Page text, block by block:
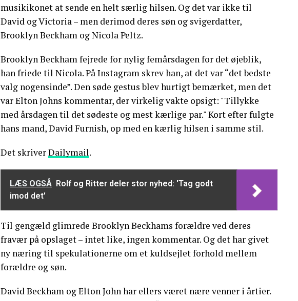
musikikonet at sende en helt særlig hilsen. Og det var ikke til
David og Victoria – men derimod deres søn og svigerdatter,
Brooklyn Beckham og Nicola Peltz.
Brooklyn Beckham fejrede for nylig femårsdagen for det øjeblik,
han friede til Nicola. På Instagram skrev han, at det var “det bedste
valg nogensinde”. Den søde gestus blev hurtigt bemærket, men det
var Elton Johns kommentar, der virkelig vakte opsigt: "Tillykke
med årsdagen til det sødeste og mest kærlige par." Kort efter fulgte
hans mand, David Furnish, op med en kærlig hilsen i samme stil.
Det skriverDailymail.
LÆS OGSÅ Rolf og Ritter deler stor nyhed: 'Tag godt
imod det'
Til gengæld glimrede Brooklyn Beckhams forældre ved deres
fravær på opslaget – intet like, ingen kommentar. Og det har givet
ny næring til spekulationerne om et kuldsejlet forhold mellem
forældre og søn.
David Beckham og Elton John har ellers været nære venner i årtier.